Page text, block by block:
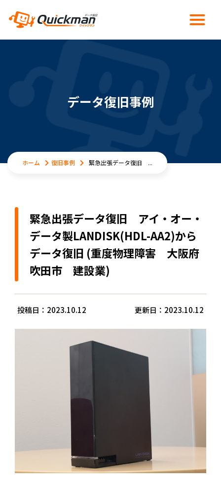
データ復旧事例
ホーム 復旧事例 緊急出張データ復旧 ...
緊急出張データ復旧 アイ・オー・
データ製LANDISK(HDL-AA2)から
データ復旧 (重度物理障害 大阪府
吹田市 建設業)
投稿日：2023.10.12 更新日：2023.10.12